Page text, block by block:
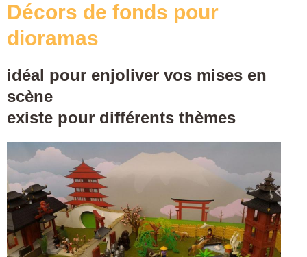
Décors de fonds pour
dioramas
idéal pour enjoliver vos mises en
scène
existe pour différents thèmes